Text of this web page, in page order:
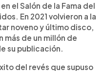
el Salón de la Fama del
En 2021 volvieron a la
noveno y último disco,
más de un millón de
su publicación.
del revés que supuso